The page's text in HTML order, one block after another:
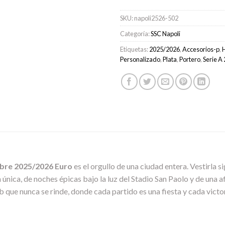
SKU:napoli2526-502
Categoría:SSC Napoli
Etiquetas:2025/2026,Accesorios-p,
Personalizado,Plata,Portero,Serie A
2025/2026 Euro es el orgullo de una ciudad entera. Vestirla
de noches épicas bajo la luz del Stadio San Paolo y de
que nunca se rinde, donde cada partido es una fiesta y cada